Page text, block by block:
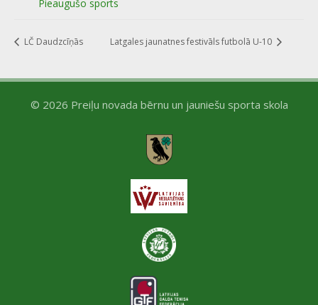
Pieaugušo sports
LČ Daudzcīņās Latgales jaunatnes festivāls futbolā U-10
© 2026 Preiļu novada bērnu un jauniešu sporta skola